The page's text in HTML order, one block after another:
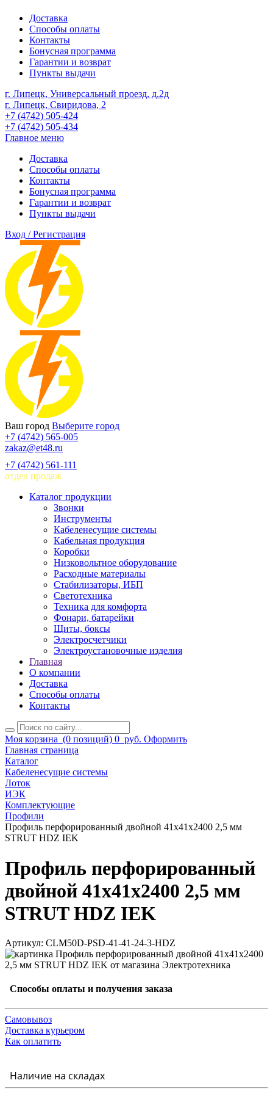
Доставка
Способы оплаты
Контакты
Бонусная программа
Гарантии и возврат
Пункты выдачи
г. Липецк, Универсальный проезд, д.2д
г. Липецк, Свиридова, 2
+7 (4742) 505-424
+7 (4742) 505-434
Главное меню
Доставка
Способы оплаты
Контакты
Бонусная программа
Гарантии и возврат
Пункты выдачи
Вход / Регистрация
Ваш город Выберите город
+7 (4742) 565-005
zakaz@et48.ru
+7 (4742) 561-111
отдел продаж
Каталог продукции
Звонки
Инструменты
Кабеленесущие системы
Кабельная продукция
Коробки
Низковольтное оборудование
Расходные материалы
Стабилизаторы, ИБП
Светотехника
Техника для комфорта
Фонари, батарейки
Щиты, боксы
Электросчетчики
Электроустановочные изделия
Главная
О компании
Доставка
Способы оплаты
Контакты
Моя корзина (0 позиций) 0 руб. Оформить
Главная страница
Каталог
Кабеленесущие системы
Лоток
ИЭК
Комплектующие
Профили
Профиль перфорированный двойной 41х41х2400 2,5 мм
STRUT HDZ IEK
Профиль перфорированный
двойной 41х41х2400 2,5 мм
STRUT HDZ IEK
Артикул: CLM50D-PSD-41-41-24-3-HDZ
Способы оплаты и получения заказа
Самовывоз
Доставка курьером
Как оплатить
Наличие на складах